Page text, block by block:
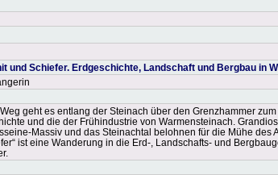
und Schiefer. Erdgeschichte, Landschaft und Bergbau in
geht es entlang der Steinach über den Grenzhammer
und die der Frühindustrie von Warmensteinach.
Massiv und das Steinachtal belohnen für die Mühe des
ist eine Wanderung in die Erd-, Landschafts- und